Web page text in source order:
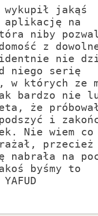
jakąś
aplikację na
niby
z
nie
niego serię
w których ze
bardzo nie
że
i
Nie wiem co
przecież
nabrała na
byśmy to